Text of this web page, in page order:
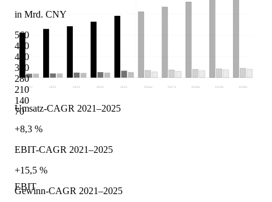
in Mrd. CNY
560
490
420
350
280
210
140
70
EBIT
2021 2022 2023 2024 2025 2026 e 2027 e 2028 e 2029 e 2030e
Umsatz-CAGR 2021–2025
+8,3 %
EBIT-CAGR 2021–2025
+15,5 %
Gewinn-CAGR 2021–2025